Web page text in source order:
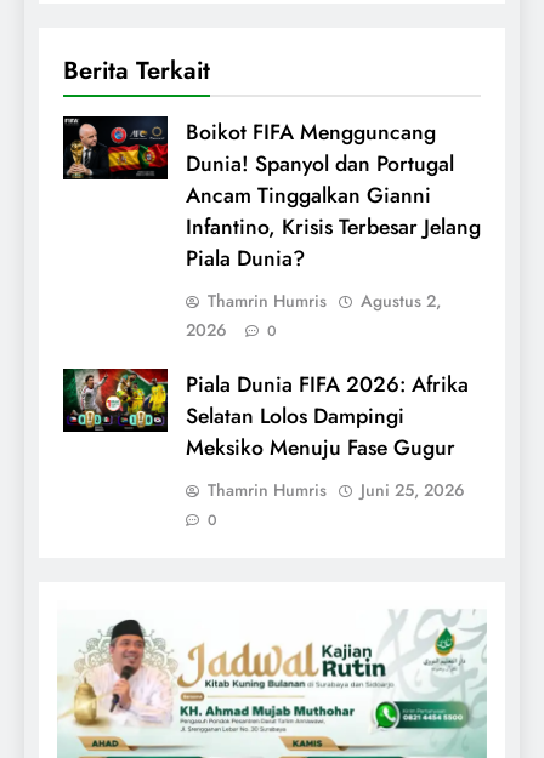
Berita Terkait
Boikot FIFA Mengguncang
Dunia! Spanyol dan Portugal
Ancam Tinggalkan Gianni
Infantino, Krisis Terbesar Jelang
Piala Dunia?
Thamrin Humris
Agustus 2,
2026
0
Piala Dunia FIFA 2026: Afrika
Selatan Lolos Dampingi
Meksiko Menuju Fase Gugur
Thamrin Humris Juni 25, 2026
0